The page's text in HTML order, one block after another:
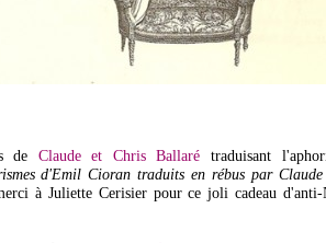
de Claude et Chris Ballaré traduisant
d'Emil Cioran traduits en rébus par
à Juliette Cerisier pour ce joli cadeau d'anti-